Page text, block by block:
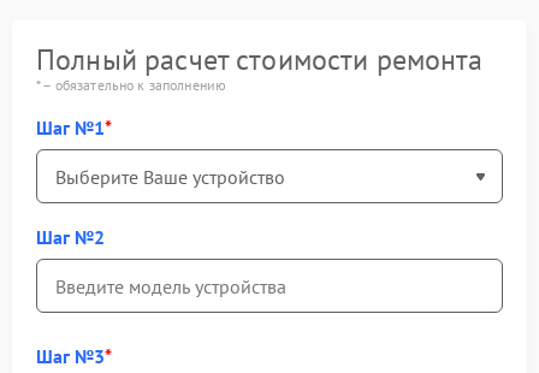
Полный расчет стоимости ремонта
* – обязательно к заполнению
Шаг №1
Шаг №2
Шаг №3